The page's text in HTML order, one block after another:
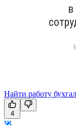
Найти работу
4